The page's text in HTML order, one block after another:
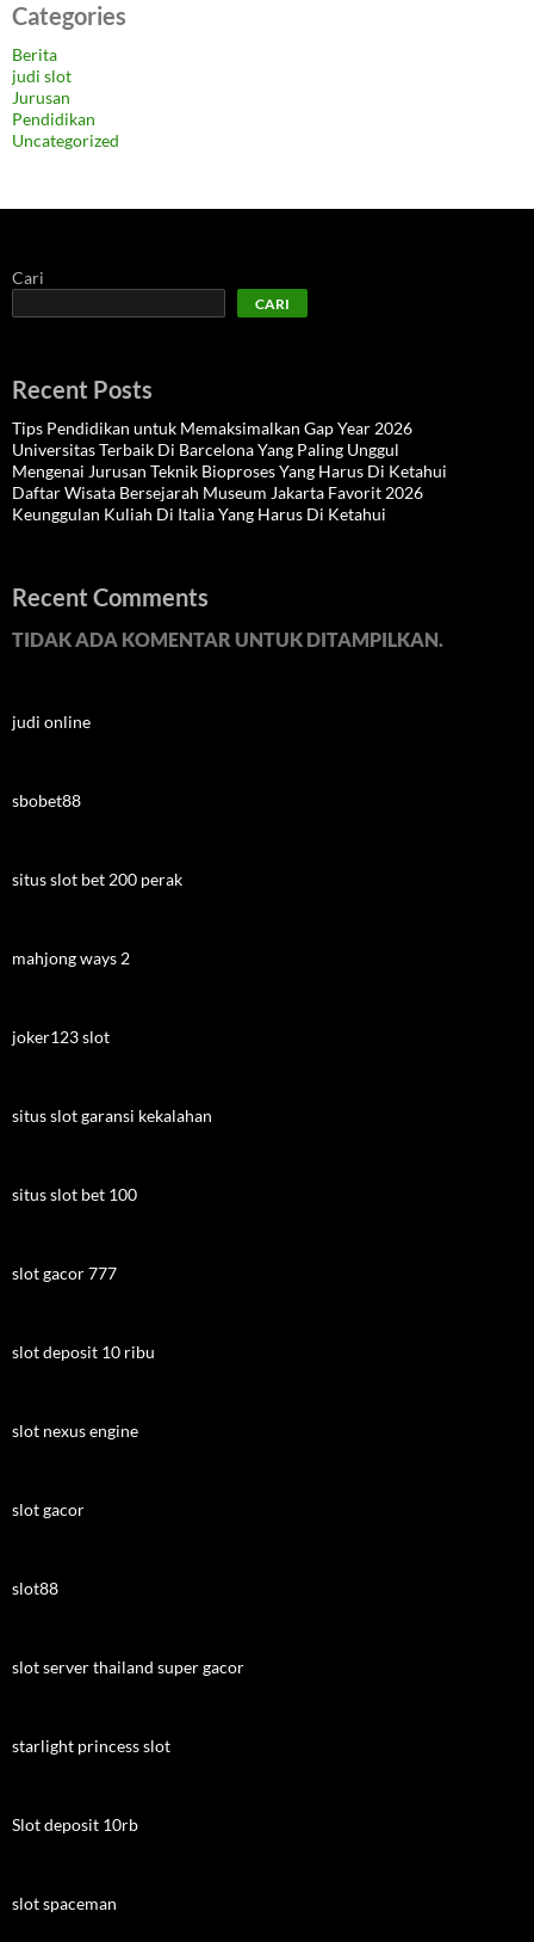
Categories
Berita
judi slot
Jurusan
Pendidikan
Uncategorized
Cari
CARI
Recent Posts
Tips Pendidikan untuk Memaksimalkan Gap Year 2026
Universitas Terbaik Di Barcelona Yang Paling Unggul
Mengenai Jurusan Teknik Bioproses Yang Harus Di Ketahui
Daftar Wisata Bersejarah Museum Jakarta Favorit 2026
Keunggulan Kuliah Di Italia Yang Harus Di Ketahui
Recent Comments
TIDAK ADA KOMENTAR UNTUK DITAMPILKAN.
judi online
sbobet88
situs slot bet 200 perak
mahjong ways 2
joker123 slot
situs slot garansi kekalahan
situs slot bet 100
slot gacor 777
slot deposit 10 ribu
slot nexus engine
slot gacor
slot88
slot server thailand super gacor
starlight princess slot
Slot deposit 10rb
slot spaceman